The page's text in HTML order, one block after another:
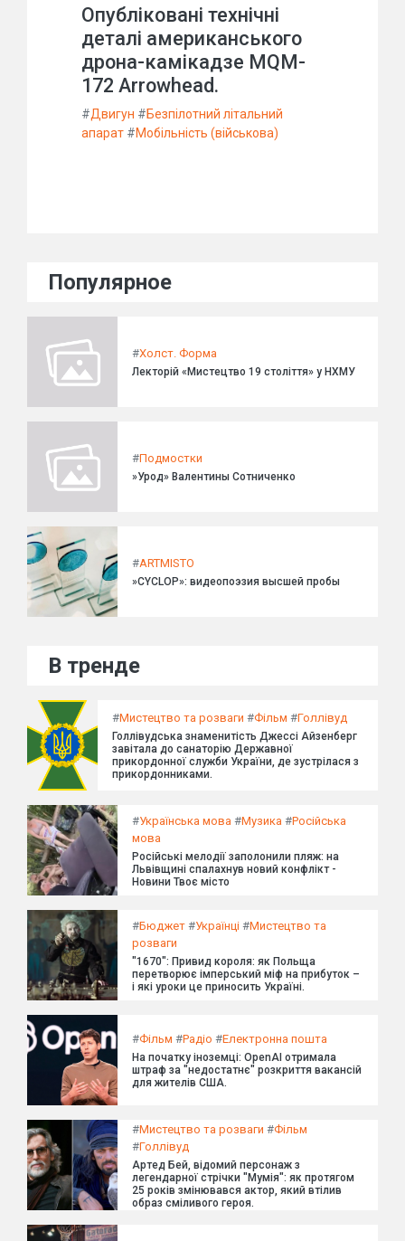
Опубліковані технічні
деталі американського
дрона-камікадзе MQM-
172 Arrowhead.
#Двигун #Безпілотний літальний
апарат #Мобільність (військова)
Популярное
#Холст. Форма
Лекторій «Мистецтво 19 століття» у НХМУ
#Подмостки
»Урод» Валентины Сотниченко
#ARTMISTO
»CYCLOP»: видеопоэзия высшей пробы
В тренде
#Мистецтво та розваги #Фільм #Голлівуд
Голлівудська знаменитість Джессі Айзенберг
завітала до санаторію Державної
прикордонної служби України, де зустрілася з
прикордонниками.
#Українська мова #Музика #Російська
мова
Російські мелодії заполонили пляж: на
Львівщині спалахнув новий конфлікт -
Новини Твоє місто
#Бюджет #Українці #Мистецтво та
розваги
"1670": Привид короля: як Польща
перетворює імперський міф на прибуток –
і які уроки це приносить Україні.
#Фільм #Радіо #Електронна пошта
На початку іноземці: OpenAI отримала
штраф за "недостатнє" розкриття вакансій
для жителів США.
#Мистецтво та розваги #Фільм
#Голлівуд
Артед Бей, відомий персонаж з
легендарної стрічки "Мумія": як протягом
25 років змінювався актор, який втілив
образ сміливого героя.